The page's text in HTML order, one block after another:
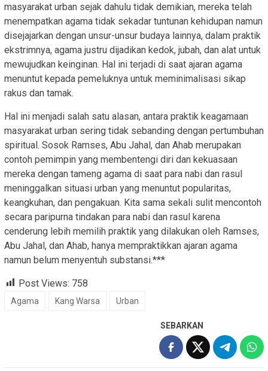
masyarakat urban sejak dahulu tidak demikian, mereka telah
menempatkan agama tidak sekadar tuntunan kehidupan namun
disejajarkan dengan unsur-unsur budaya lainnya, dalam praktik
ekstrimnya, agama justru dijadikan kedok, jubah, dan alat untuk
mewujudkan keinginan. Hal ini terjadi di saat ajaran agama
menuntut kepada pemeluknya untuk meminimalisasi sikap
rakus dan tamak.
Hal ini menjadi salah satu alasan, antara praktik keagamaan
masyarakat urban sering tidak sebanding dengan pertumbuhan
spiritual. Sosok Ramses, Abu Jahal, dan Ahab merupakan
contoh pemimpin yang membentengi diri dan kekuasaan
mereka dengan tameng agama di saat para nabi dan rasul
meninggalkan situasi urban yang menuntut popularitas,
keangkuhan, dan pengakuan. Kita sama sekali sulit mencontoh
secara paripurna tindakan para nabi dan rasul karena
cenderung lebih memilih praktik yang dilakukan oleh Ramses,
Abu Jahal, dan Ahab, hanya mempraktikkan ajaran agama
namun belum menyentuh substansi.***
Post Views: 758
Agama Kang Warsa Urban
SEBARKAN